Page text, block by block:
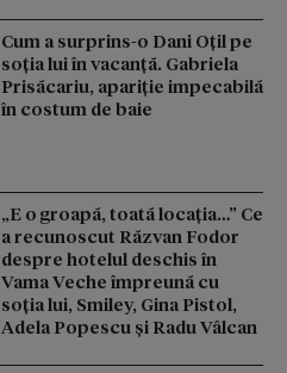
Cum a surprins-o Dani Oțil pe
soția lui în vacanță. Gabriela
Prisăcariu, apariție impecabilă
în costum de baie
„E o groapă, toată locația…” Ce
a recunoscut Răzvan Fodor
despre hotelul deschis în
Vama Veche împreună cu
soția lui, Smiley, Gina Pistol,
Adela Popescu și Radu Vâlcan